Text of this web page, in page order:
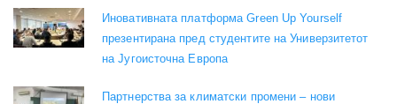
Иновативната платформа Green Up Yourself
презентирана пред студентите на Универзитетот
на Југоисточна Европа
Партнерства за климатски промени – нови